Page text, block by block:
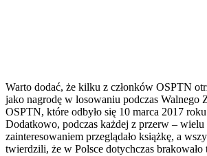
Warto dodać, że kilku z członków OSPTN
jako nagrodę w losowaniu podczas Walnego
OSPTN, które odbyło się 10 marca 2017
Dodatkowo, podczas każdej z przerw –
zainteresowaniem przeglądało książkę, a
twierdzili, że w Polsce dotychczas